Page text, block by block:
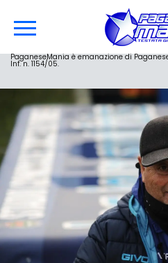
PaganeseMania è emanazione di
Inf. n. 1154/05.